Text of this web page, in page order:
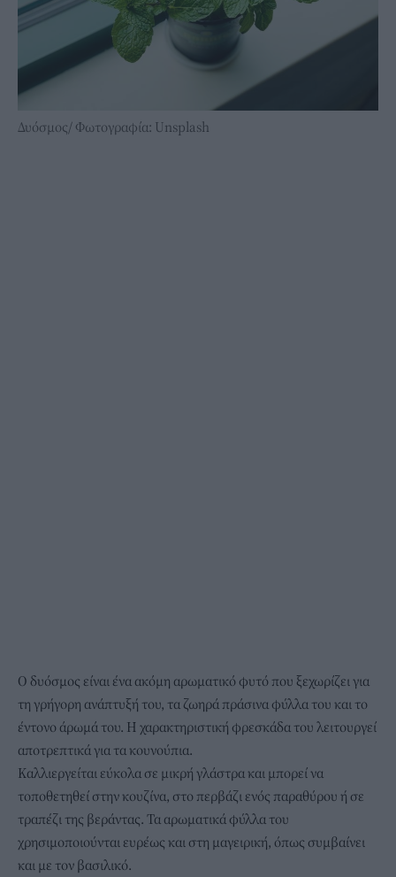
Δυόσμος/ Φωτογραφία: Unsplash
Ο δυόσμος είναι ένα ακόμη αρωματικό φυτό που ξεχωρίζει για
τη γρήγορη ανάπτυξή του, τα ζωηρά πράσινα φύλλα του και το
έντονο άρωμά του. Η χαρακτηριστική φρεσκάδα του λειτουργεί
αποτρεπτικά για τα κουνούπια.
Καλλιεργείται εύκολα σε μικρή γλάστρα και μπορεί να
τοποθετηθεί στην κουζίνα, στο περβάζι ενός παραθύρου ή σε
τραπέζι της βεράντας. Τα αρωματικά φύλλα του
χρησιμοποιούνται ευρέως και στη μαγειρική, όπως συμβαίνει
και με τον βασιλικό.